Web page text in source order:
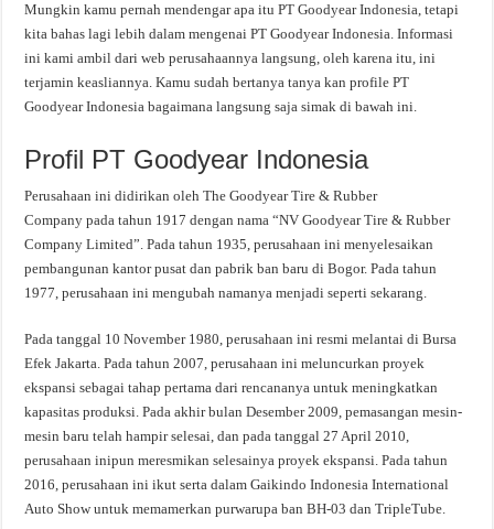
Mungkin kamu pernah mendengar apa itu PT Goodyear Indonesia, tetapi
kita bahas lagi lebih dalam mengenai PT Goodyear Indonesia. Informasi
ini kami ambil dari web perusahaannya langsung, oleh karena itu, ini
terjamin keasliannya. Kamu sudah bertanya tanya kan profile PT
Goodyear Indonesia bagaimana langsung saja simak di bawah ini.
Profil PT Goodyear Indonesia
Perusahaan ini didirikan oleh The Goodyear Tire & Rubber
Company pada tahun 1917 dengan nama “NV Goodyear Tire & Rubber
Company Limited”. Pada tahun 1935, perusahaan ini menyelesaikan
pembangunan kantor pusat dan pabrik ban baru di Bogor. Pada tahun
1977, perusahaan ini mengubah namanya menjadi seperti sekarang.
Pada tanggal 10 November 1980, perusahaan ini resmi melantai di Bursa
Efek Jakarta. Pada tahun 2007, perusahaan ini meluncurkan proyek
ekspansi sebagai tahap pertama dari rencananya untuk meningkatkan
kapasitas produksi. Pada akhir bulan Desember 2009, pemasangan mesin-
mesin baru telah hampir selesai, dan pada tanggal 27 April 2010,
perusahaan inipun meresmikan selesainya proyek ekspansi. Pada tahun
2016, perusahaan ini ikut serta dalam Gaikindo Indonesia International
Auto Show untuk memamerkan purwarupa ban BH-03 dan TripleTube.